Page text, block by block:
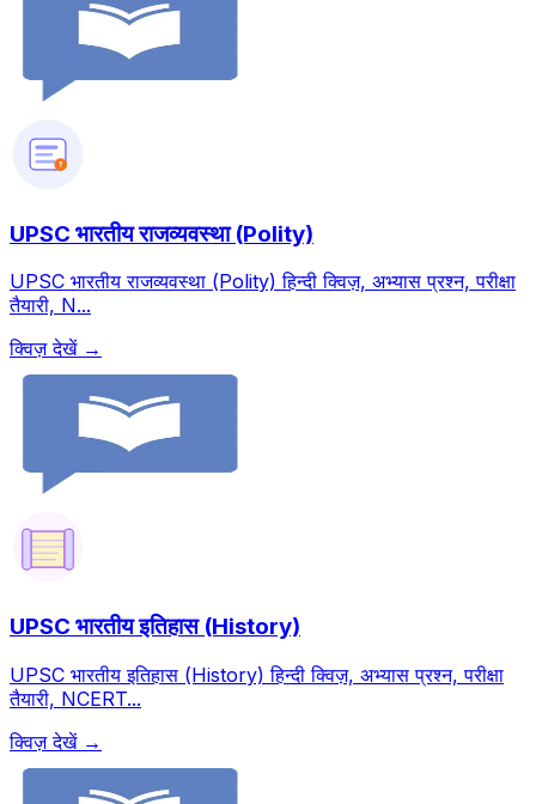
?
UPSC भारतीय राजव्यवस्था (Polity)
UPSC भारतीय राजव्यवस्था (Polity) हिन्दी क्विज़, अभ्यास प्रश्न, परीक्षा
तैयारी, N...
क्विज़ देखें →
UPSC भारतीय इतिहास (History)
UPSC भारतीय इतिहास (History) हिन्दी क्विज़, अभ्यास प्रश्न, परीक्षा
तैयारी, NCERT...
क्विज़ देखें →